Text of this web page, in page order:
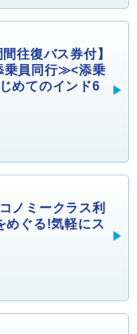
往復バス券付】
乗員同行≫<添乗
めてのインド6
ノミークラス利
めぐる!気軽にス